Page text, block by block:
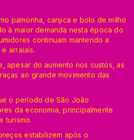
pamonha, canjica e bolo de milho
à maior demanda nesta época do
continuam mantendo a
arraiais.
apesar do aumento nos custos, as
ao grande movimento das
o período de São João
da economia, principalmente
turismo.
estabilizem após o